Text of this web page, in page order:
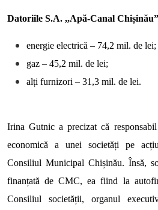
Datoriile S.A. ,,Apă-Canal
energie electrică – 74,2 mil. de lei;
gaz – 45,2 mil. de lei;
alți furnizori – 31,3 mil. de lei.
Irina Gutnic a precizat că
economică a unei societăți pe
Consiliul Municipal Chișinău. Însă,
finanțată de CMC, ea fiind la
Consiliul societății, organul